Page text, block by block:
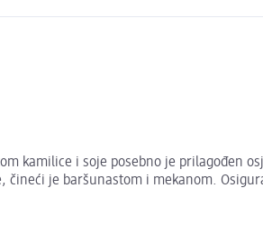
kamilice i soje posebno je prilagođen
je baršunastom i mekanom.